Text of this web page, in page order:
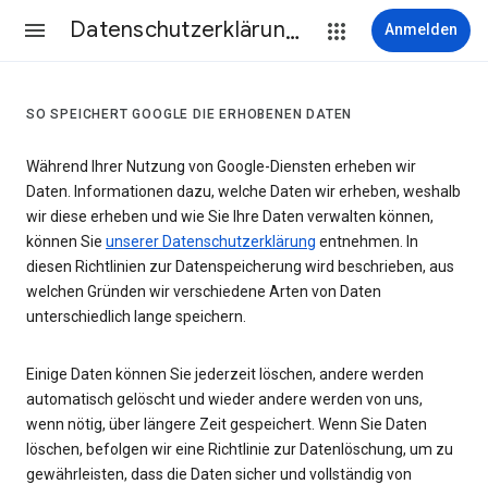
Datenschutzerklärung & Nutzungsbedingungen Anmelden
SO SPEICHERT GOOGLE DIE ERHOBENEN DATEN
Während Ihrer Nutzung von Google-Diensten erheben wir
Daten. Informationen dazu, welche Daten wir erheben, weshalb
wir diese erheben und wie Sie Ihre Daten verwalten können,
können Sie unserer Datenschutzerklärung entnehmen. In
diesen Richtlinien zur Datenspeicherung wird beschrieben, aus
welchen Gründen wir verschiedene Arten von Daten
unterschiedlich lange speichern.
Einige Daten können Sie jederzeit löschen, andere werden
automatisch gelöscht und wieder andere werden von uns,
wenn nötig, über längere Zeit gespeichert. Wenn Sie Daten
löschen, befolgen wir eine Richtlinie zur Datenlöschung, um zu
gewährleisten, dass die Daten sicher und vollständig von